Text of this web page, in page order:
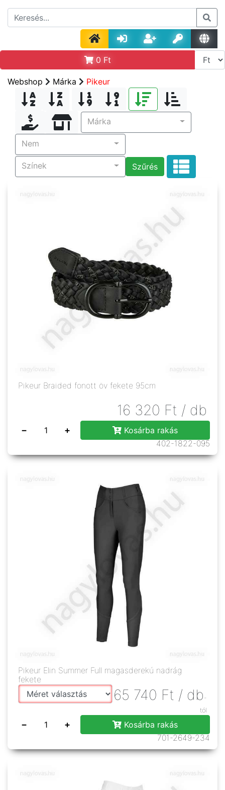
0 Ft
Webshop Márka Pikeur
Márka
Nem
Színek Szűrés
Pikeur Braided fonott öv fekete 95cm
16 320 Ft / db
− +
Kosárba rakás
402-1822-095
Pikeur Elin Summer Full magasderekú nadrág
fekete
65 740 Ft / db -
tól
− +
Kosárba rakás
701-2649-234